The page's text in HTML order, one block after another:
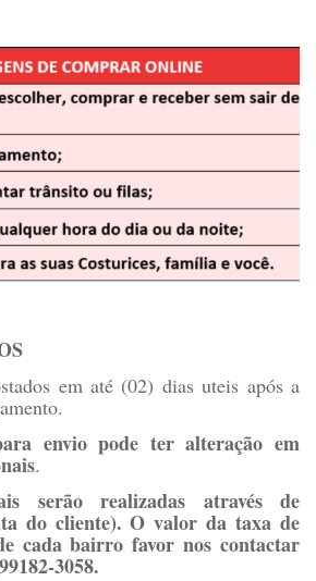
em até (02) dias uteis após a
envio pode ter alteração em
.
serão realizadas através de
do cliente). O valor da taxa de
cada bairro favor nos contactar
3058.